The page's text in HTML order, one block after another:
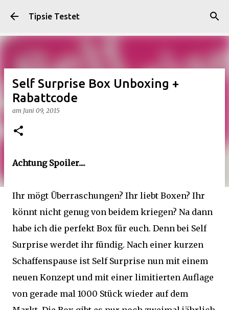
Direkt zum Hauptbereich
Tipsie Testet
Self Surprise Box Unboxing +
Rabattcode
am Juni 09, 2015
Achtung Spoiler....
Ihr mögt Überraschungen? Ihr liebt Boxen? Ihr
könnt nicht genug von beidem kriegen? Na dann
habe ich die perfekt Box für euch. Denn bei Self
Surprise werdet ihr fündig. Nach einer kurzen
Schaffenspause ist Self Surprise nun mit einem
neuen Konzept und mit einer limitierten Auflage
von gerade mal 1000 Stück wieder auf dem